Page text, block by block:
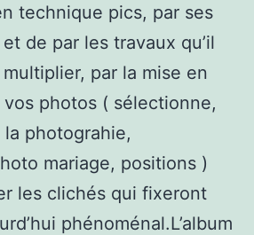
technique pics, par ses
de par les travaux qu’il
par la mise en
photos ( sélectionne,
photograhie,
mariage, positions )
les clichés qui fixeront
phénoménal.L’album